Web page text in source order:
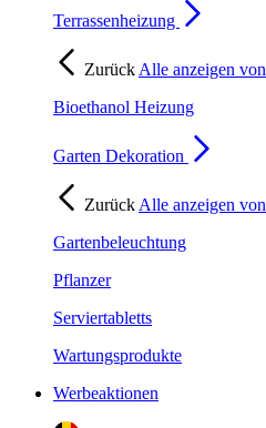
Terrassenheizung
Zurück Alle anzeigen von
Bioethanol Heizung
Garten Dekoration
Zurück Alle anzeigen von
Gartenbeleuchtung
Pflanzer
Serviertabletts
Wartungsprodukte
Werbeaktionen